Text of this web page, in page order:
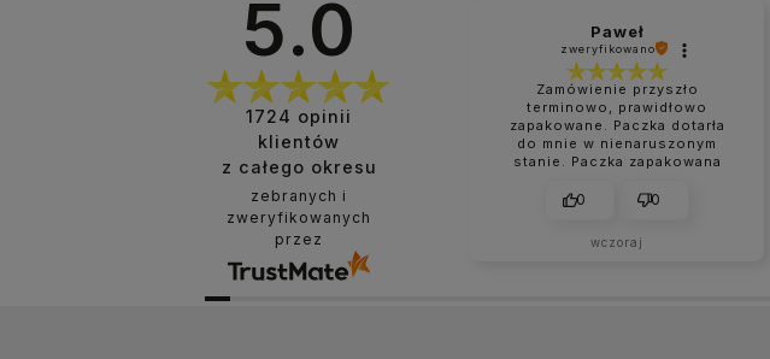
5.0
1724 opinii
klientów
z całego okresu
zebranych i
zweryfikowanych
przez
Paweł
zweryfikowano
Zamówienie przyszło
terminowo, prawidłowo
zapakowane. Paczka dotarła
do mnie w nienaruszonym
stanie. Paczka zapakowana
0 0
wczoraj